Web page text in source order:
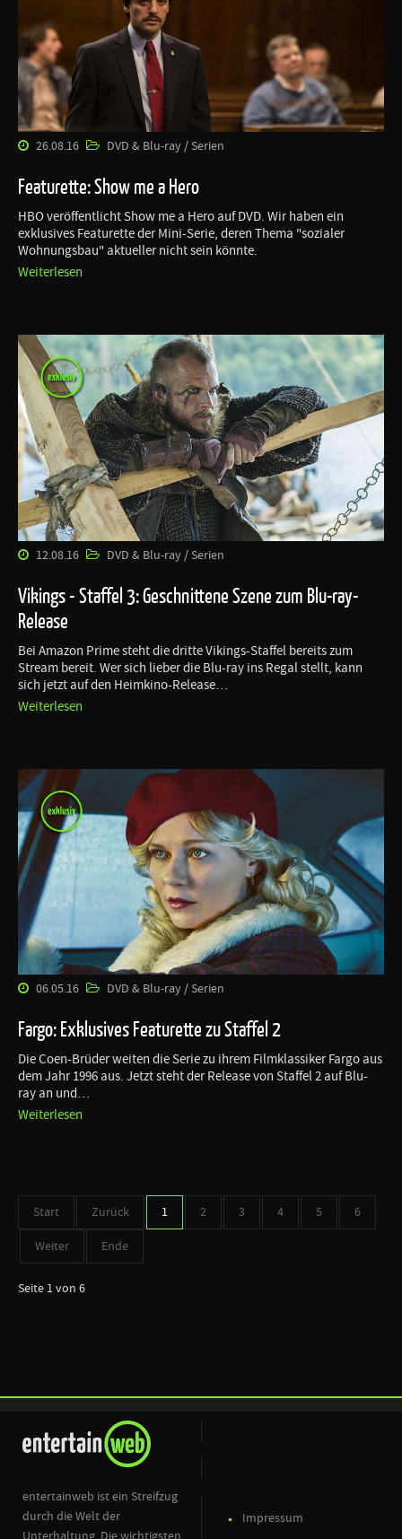
26.08.16 DVD & Blu-ray / Serien
Featurette: Show me a Hero
HBO veröffentlicht Show me a Hero auf DVD. Wir haben ein
exklusives Featurette der Mini-Serie, deren Thema "sozialer
Wohnungsbau" aktueller nicht sein könnte.
Weiterlesen
12.08.16 DVD & Blu-ray / Serien
Vikings - Staffel 3: Geschnittene Szene zum Blu-ray-
Release
Bei Amazon Prime steht die dritte Vikings-Staffel bereits zum
Stream bereit. Wer sich lieber die Blu-ray ins Regal stellt, kann
sich jetzt auf den Heimkino-Release…
Weiterlesen
06.05.16 DVD & Blu-ray / Serien
Fargo: Exklusives Featurette zu Staffel 2
Die Coen-Brüder weiten die Serie zu ihrem Filmklassiker Fargo aus
dem Jahr 1996 aus. Jetzt steht der Release von Staffel 2 auf Blu-
ray an und…
Weiterlesen
Start Zurück 1 2 3 4 5 6
Weiter Ende
Seite 1 von 6
entertainweb ist ein Streifzug
durch die Welt der
Impressum